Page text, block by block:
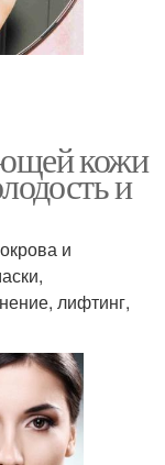
кожи
и
и
лифтинг,